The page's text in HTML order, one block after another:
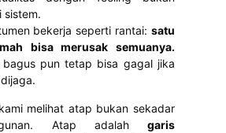
sistem.
bekerja seperti rantai: satu
bisa merusak semuanya.
bagus pun tetap bisa gagal jika
melihat atap bukan sekadar
Atap adalah garis